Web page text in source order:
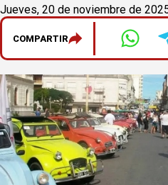
Jueves, 20 de noviembre de
COMPARTIR